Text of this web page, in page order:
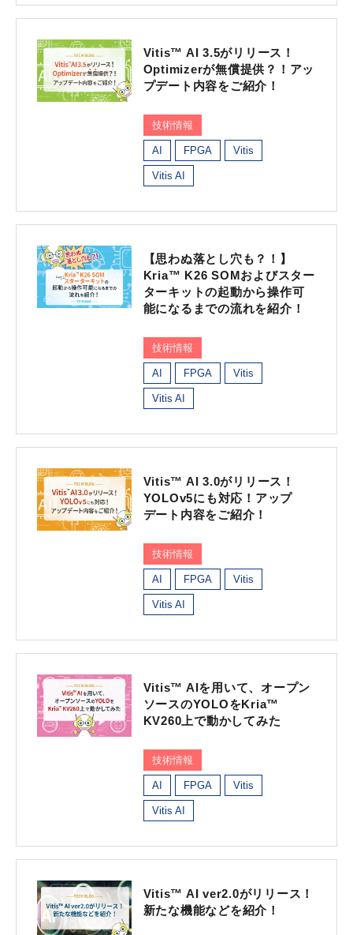
Vitis™ AI 3.5がリリース！
Optimizerが無償提供？！アッ
プデート内容をご紹介！
技術情報
AI FPGA Vitis
Vitis AI
【思わぬ落とし穴も？！】
Kria™ K26 SOMおよびスター
ターキットの起動から操作可
能になるまでの流れを紹介！
技術情報
AI FPGA Vitis
Vitis AI
Vitis™ AI 3.0がリリース！
YOLOv5にも対応！アップ
デート内容をご紹介！
技術情報
AI FPGA Vitis
Vitis AI
Vitis™ AIを用いて、オープン
ソースのYOLOをKria™
KV260上で動かしてみた
技術情報
AI FPGA Vitis
Vitis AI
Vitis™ AI ver2.0がリリース！
新たな機能などを紹介！